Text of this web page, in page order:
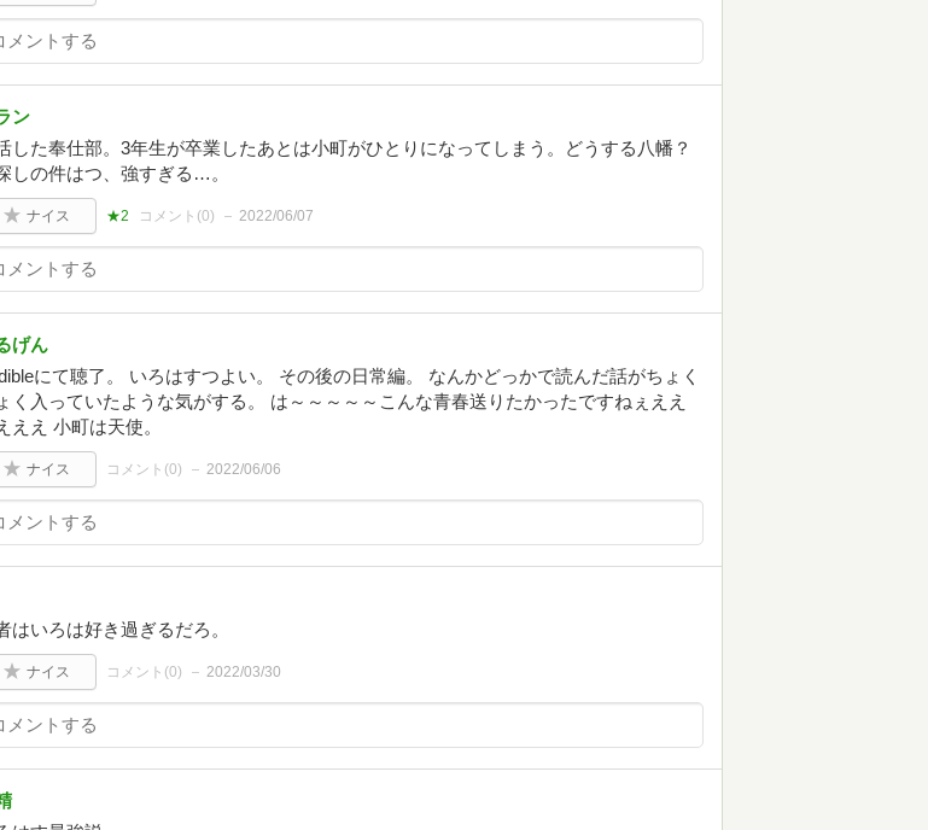
ン
した奉仕部。3年生が卒業したあとは小町がひとりになってしまう。どうする八幡？
しの件はつ、強すぎる…。
ナイス ★2 コメント(0) 2022/06/07
げん
にて聴了。 いろはすつよい。 その後の日常編。 なんかどっかで読んだ話がちょく
く入っていたような気がする。 は～～～～～こんな青春送りたかったですねぇええ
ええ 小町は天使。
ナイス コメント(0) 2022/06/06
はいろは好き過ぎるだろ。
ナイス コメント(0) 2022/03/30